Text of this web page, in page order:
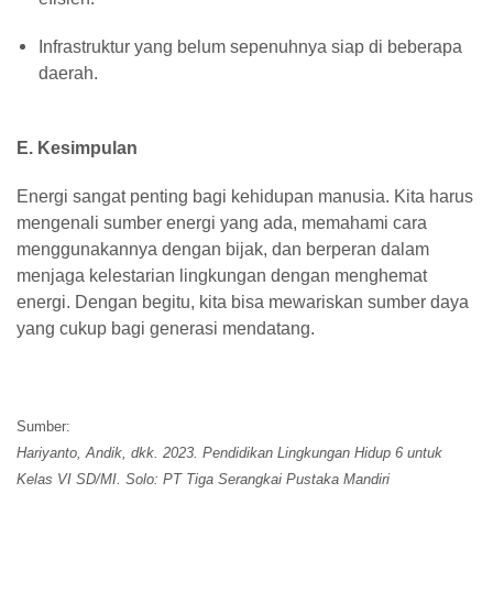
Infrastruktur yang belum sepenuhnya siap di beberapa
daerah.
E. Kesimpulan
Energi sangat penting bagi kehidupan manusia. Kita harus
mengenali sumber energi yang ada, memahami cara
menggunakannya dengan bijak, dan berperan dalam
menjaga kelestarian lingkungan dengan menghemat
energi. Dengan begitu, kita bisa mewariskan sumber daya
yang cukup bagi generasi mendatang.
Sumber:
Hariyanto, Andik, dkk. 2023. Pendidikan Lingkungan Hidup 6 untuk
Kelas VI SD/MI. Solo: PT Tiga Serangkai Pustaka Mandiri